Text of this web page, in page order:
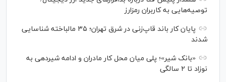
توصیه‌هایی به کاربران رمزارز
پایان کار باند قاپ‌زنی در شرق تهران؛ ۳۵ مالباخته شناسایی
شدند
«بانک شیر»؛ پلی میان محل کار مادران و ادامه شیردهی به
نوزاد تا ۲ سالگی